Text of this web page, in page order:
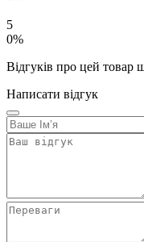
5
0%
Відгуків про цей товар
Написати відгук